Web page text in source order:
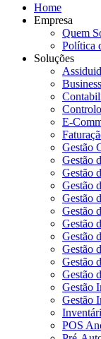
Home
Empresa
Quem
Política
Soluções
E-
Gestão
Gestão
Gestão
Gestão
Gestão
Gestão
Gestão
Gestão
Gestão
Gestão
Gestão
Gestão
Gestão
POS